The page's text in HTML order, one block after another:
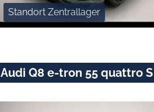
Standort Zentrallager
Audi Q8 e-tron 55 quattro